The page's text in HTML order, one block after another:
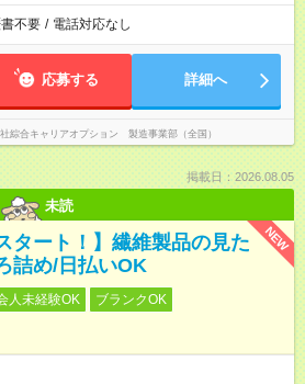
不要 / 電話対応なし
応募する 詳細へ
綜合キャリアオプション 製造事業部（全国）
掲載日：2026.08.05
未読
NEW
タート！】繊維製品の見た
詰め/日払いOK
人未経験OK
ブランクOK